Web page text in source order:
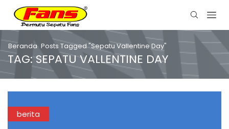
Beranda Posts Tagged "Sepatu Vallentine Day"
TAG: SEPATU VALLENTINE DAY
berita